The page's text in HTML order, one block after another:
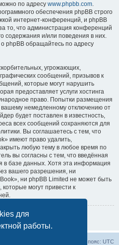
для
работы.
по адресу www.phpbb.com.
обеспечения phpBB строго
интернет-конференций, и phpBB
то, что администрация конференций
содержания и/или поведения в них.
phpBB обращайтесь по адресу
угрожающих,
сообщений, призывов к
которые могут нарушить
предоставляет услуги хостинга
право. Попытки размещения
вашему немедленному отключению от
будет поставлен в известность,
всех сообщений сохраняются для
Вы соглашаетесь с тем, что
имеют право удалить,
любую тему в любое время по
вы согласны с тем, что введённая
в базе данных. Хотя эта информация
вашего разрешения, ни
ни phpBB Limited не может быть
которые могут привести к
Часовой пояс: UTC